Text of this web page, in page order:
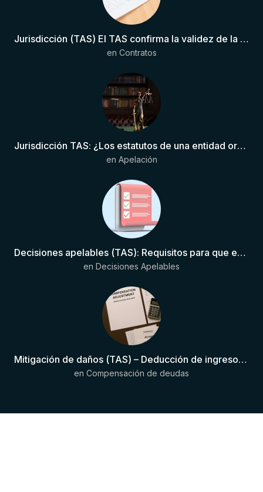
Jurisdicción (TAS) El TAS confirma la validez de la cláusula de sumisión jurisdiccional en el contrato del futbolista.
en Contratos
Jurisdicción TAS: ¿Los estatutos de una entidad organizadora de una liga de fútbol pueden otorgar competencia de forma directa al TAS?
en Apelación
Decisiones apelables (TAS): Requisitos para que exista una decisión
en Decisiones Apelables
Mitigación de daños (TAS) – Deducción de ingresos comprobados según el artículo 6(2)(b) del Anexo 2 RSTP FIFA
en Compensación de deudas